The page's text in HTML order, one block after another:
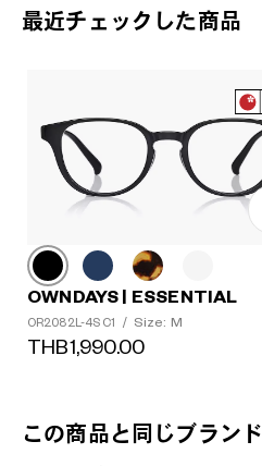
OWNDAYSを代表するシリーズ。
最近チェックした商品
OWNDAYS | ESSENTIAL
OR2082L-4S C1 / Size: M
THB1,990.00
この商品と同じブランド